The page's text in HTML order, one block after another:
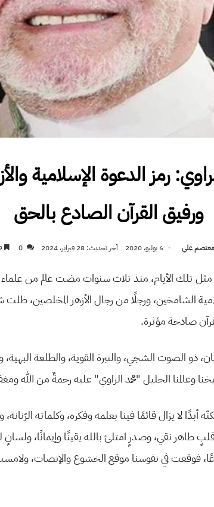
رمز الدعوة الإسلامية
ورفيق القرآن الصادع بالحق
معتصم علي 6 يوليو، 2020 آخر تحديث: 28 فبراير، 2024 0
مثل تلك الأيام، منذ ثلاث سنوات مضت عالم من علماء
الشامخين، ورجلًا من رجال الأزهر المخلصين،
صادحة مؤثرة.
ذو الصوت الشجي، والنبرة القوية، والطلعة البهية،
وعالمنا الجليل “محمد الراوي” عليه رحمةٌ من الله
لا يزال قائمًا فينا بعلمه وفكره، وكلماته
نقي، وصدرٍ امتلئ بالله يقينًا وإيمانًا، ولسانٍ
فوقعت في نفوسنا موقع الخشوع والإنصات،